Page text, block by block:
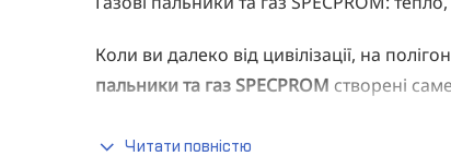
Коли ви далеко від цивілізації, на
пальники та газ SPECPROM створені
ритмі пригод.
Читати повністю